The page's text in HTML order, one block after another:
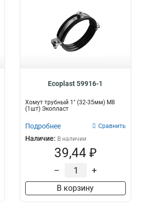
Ecoplast 59916-1
Хомут трубный 1" (32-35мм) М8
(1шт) Экопласт
Подробнее Сравнить
Наличие: В наличии
39,44 ₽
– +
В корзину